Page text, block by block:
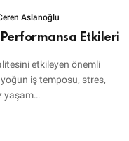
Aslanoğlu
Etkileri
etkileyen önemli
iş temposu, stres,
yaşam…